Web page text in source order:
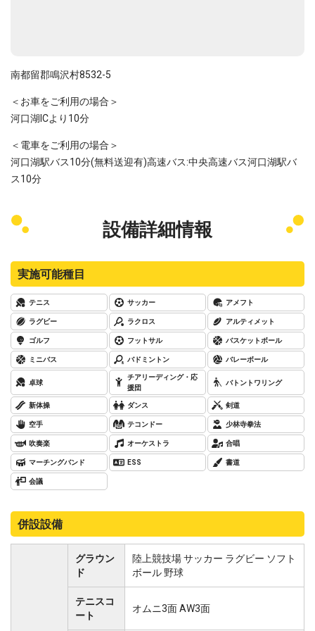
南都留郡鳴沢村8532-5
＜お車をご利用の場合＞
河口湖ICより10分
＜電車をご利用の場合＞
河口湖駅バス10分(無料送迎有)高速バス:中央高速バス河口湖駅バ
ス10分
設備詳細情報
実施可能種目
テニス サッカー アメフト
ラグビー ラクロス アルティメット
ゴルフ フットサル バスケットボール
ミニバス バドミントン バレーボール
卓球
チアリーディング・応
援団
バトントワリング
新体操 ダンス 剣道
空手 テコンドー 少林寺拳法
吹奏楽 オーケストラ 合唱
マーチングバンド ESS 書道
会議
併設設備
グラウン
ド
陸上競技場 サッカー ラグビー ソフト
ボール 野球
テニスコ
ート
オムニ3面 AW3面